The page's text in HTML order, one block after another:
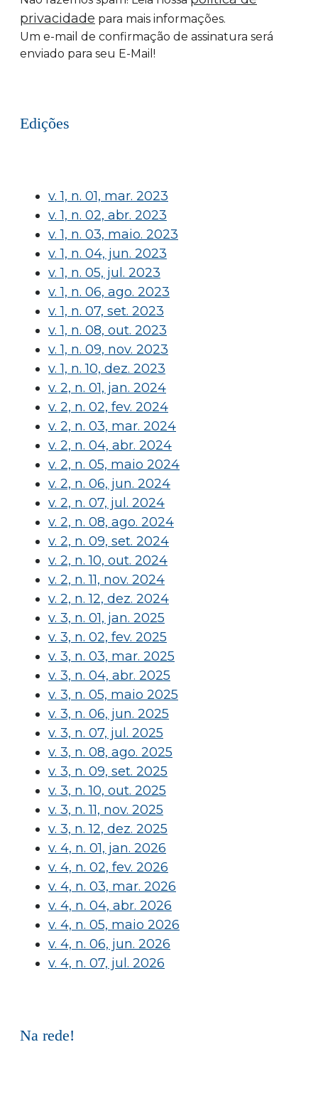
privacidade para mais informações.
Um e-mail de confirmação de assinatura será
enviado para seu E-Mail!
Edições
v. 1, n. 01, mar. 2023
v. 1, n. 02, abr. 2023
v. 1, n. 03, maio. 2023
v. 1, n. 04, jun. 2023
v. 1, n. 05, jul. 2023
v. 1, n. 06, ago. 2023
v. 1, n. 07, set. 2023
v. 1, n. 08, out. 2023
v. 1, n. 09, nov. 2023
v. 1, n. 10, dez. 2023
v. 2, n. 01, jan. 2024
v. 2, n. 02, fev. 2024
v. 2, n. 03, mar. 2024
v. 2, n. 04, abr. 2024
v. 2, n. 05, maio 2024
v. 2, n. 06, jun. 2024
v. 2, n. 07, jul. 2024
v. 2, n. 08, ago. 2024
v. 2, n. 09, set. 2024
v. 2, n. 10, out. 2024
v. 2, n. 11, nov. 2024
v. 2, n. 12, dez. 2024
v. 3, n. 01, jan. 2025
v. 3, n. 02, fev. 2025
v. 3, n. 03, mar. 2025
v. 3, n. 04, abr. 2025
v. 3, n. 05, maio 2025
v. 3, n. 06, jun. 2025
v. 3, n. 07, jul. 2025
v. 3, n. 08, ago. 2025
v. 3, n. 09, set. 2025
v. 3, n. 10, out. 2025
v. 3, n. 11, nov. 2025
v. 3, n. 12, dez. 2025
v. 4, n. 01, jan. 2026
v. 4, n. 02, fev. 2026
v. 4, n. 03, mar. 2026
v. 4, n. 04, abr. 2026
v. 4, n. 05, maio 2026
v. 4, n. 06, jun. 2026
v. 4, n. 07, jul. 2026
Na rede!